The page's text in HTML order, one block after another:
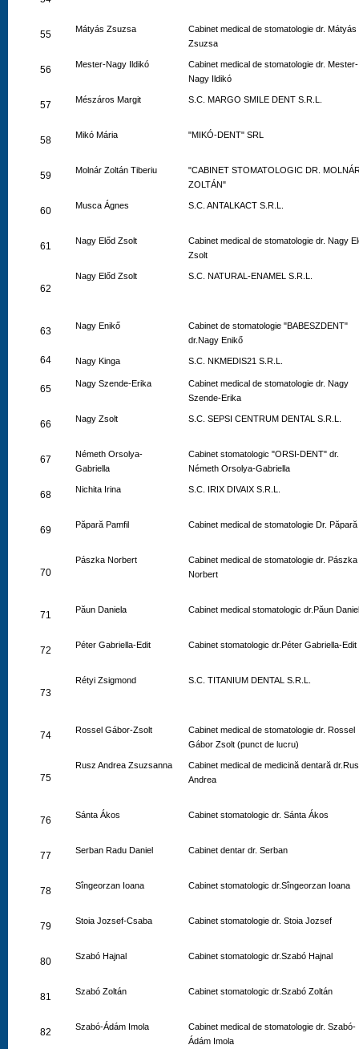
55 Mátyás Zsuzsa
Cabinet medical de stomatologie dr. Mátyás
Zsuzsa
56 Mester-Nagy Ildikó
Cabinet medical de stomatologie dr. Mester-
Nagy Ildikó
57 Mészáros Margit S.C. MARGO SMILE DENT S.R.L.
58 Mikó Mária "MIKÓ-DENT" SRL
59 Molnár Zoltán Tiberiu
"CABINET STOMATOLOGIC DR.
ZOLTÁN"
60 Musca Ágnes S.C. ANTALKACT S.R.L.
61 Nagy Előd Zsolt
Cabinet medical de stomatologie dr. Nagy
Zsolt
62
Nagy Előd Zsolt S.C. NATURAL-ENAMEL S.R.L.
63 Nagy Enikő
Cabinet de stomatologie "BABESZDENT"
dr.Nagy Enikő
64 Nagy Kinga S.C. NKMEDIS21 S.R.L.
65 Nagy Szende-Erika
Cabinet medical de stomatologie dr. Nagy
Szende-Erika
66 Nagy Zsolt S.C. SEPSI CENTRUM DENTAL S.R.L.
67
Németh Orsolya-
Gabriella
Cabinet stomatologic "ORSI-DENT" dr.
Németh Orsolya-Gabriella
68 Nichita Irina S.C. IRIX DIVAIX S.R.L.
69 Păpară Pamfil Cabinet medical de stomatologie Dr. Păpară
70
Pászka Norbert
Cabinet medical de stomatologie dr. Pászka
Norbert
71 Păun Daniela Cabinet medical stomatologic dr.Păun
72 Péter Gabriella-Edit Cabinet stomatologic dr.Péter Gabriella-Edit
73
Rétyi Zsigmond S.C. TITANIUM DENTAL S.R.L.
74 Rossel Gábor-Zsolt
Cabinet medical de stomatologie dr. Rossel
Gábor Zsolt (punct de lucru)
75
Rusz Andrea Zsuzsanna
Cabinet medical de medicină dentară
Andrea
76 Sánta Ákos Cabinet stomatologic dr. Sánta Ákos
77 Serban Radu Daniel Cabinet dentar dr. Serban
78 Sîngeorzan Ioana Cabinet stomatologic dr.Sîngeorzan Ioana
79 Stoia Jozsef-Csaba Cabinet stomatologie dr. Stoia Jozsef
80 Szabó Hajnal Cabinet stomatologic dr.Szabó Hajnal
81 Szabó Zoltán Cabinet stomatologic dr.Szabó Zoltán
82 Szabó-Ádám Imola
Cabinet medical de stomatologie dr. Szabó-
Ádám Imola